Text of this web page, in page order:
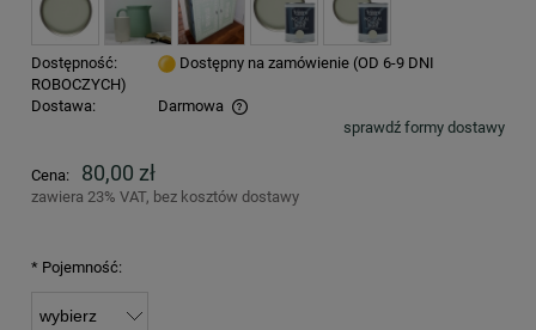
Dostępność:
Dostępny na zamówienie (OD 6-9 DNI
ROBOCZYCH)
Dostawa:
Darmowa
Cena nie zawiera ewentualnych kosztów płatnościsprawdź formy dostawy
Cena: 80,00 zł
zawiera 23% VAT, bez kosztów dostawy
* Pojemność: